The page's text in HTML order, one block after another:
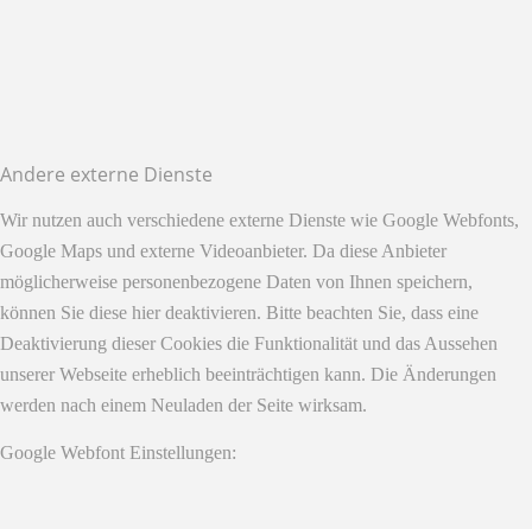
Andere externe Dienste
Wir nutzen auch verschiedene externe Dienste wie Google Webfonts,
Google Maps und externe Videoanbieter. Da diese Anbieter
möglicherweise personenbezogene Daten von Ihnen speichern,
können Sie diese hier deaktivieren. Bitte beachten Sie, dass eine
Deaktivierung dieser Cookies die Funktionalität und das Aussehen
unserer Webseite erheblich beeinträchtigen kann. Die Änderungen
werden nach einem Neuladen der Seite wirksam.
Google Webfont Einstellungen: